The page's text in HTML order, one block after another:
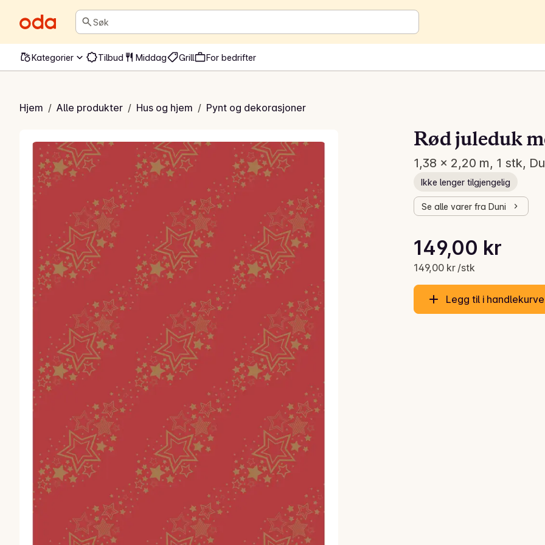
Søk
Kategorier Tilbud Middag Grill For bedrifter
Hjem / Alle produkter / Hus og hjem / Pynt og dekorasjoner
med stjerner
Rød juleduk
1,38 x 2,20 m, 1 stk,
Ikke lenger tilgjengelig
Se alle varer fra Duni
Gjeldende pris er: 149,00 kr
149,00 kr
149,00 kr /stk
Stykkpris: 149,00 kr /stk
Legg til i